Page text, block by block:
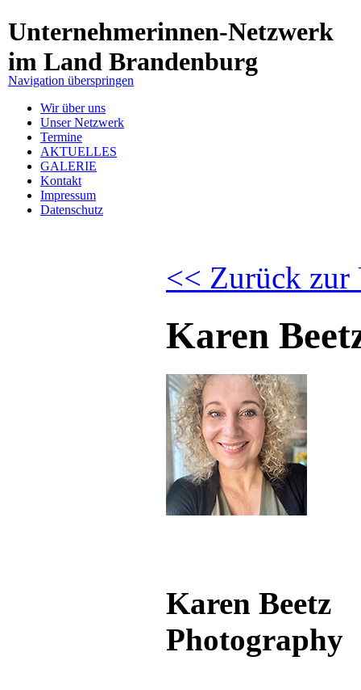
Unternehmerinnen-Netzwerk
im Land Brandenburg
Navigation überspringen
Wir über uns
Unser Netzwerk
Termine
AKTUELLES
GALERIE
Kontakt
Impressum
Datenschutz
<< Zurück zur
Karen
Karen Beetz
Photography